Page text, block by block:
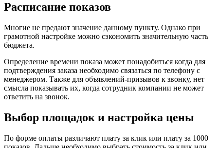
Расписание показов
Многие не предают значение данному пункту. Однако при
грамотной настройке можно сэкономить значительную часть
бюджета.
Определение времени показа может понадобиться когда для
подтверждения заказа необходимо связаться по телефону с
менеджером. Также для объявлений-призывов к звонку, нет
смысла показывать их, когда сотрудник компании не может
ответить на звонок.
Выбор площадок и настройка цены
По форме оплаты различают плату за клик или плату за 1000